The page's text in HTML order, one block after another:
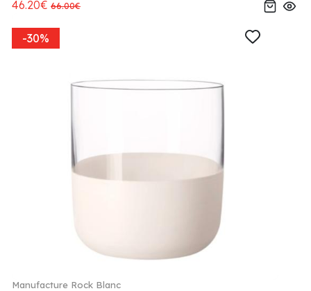
46.20€ 66.00€
-30%
Manufacture Rock Blanc